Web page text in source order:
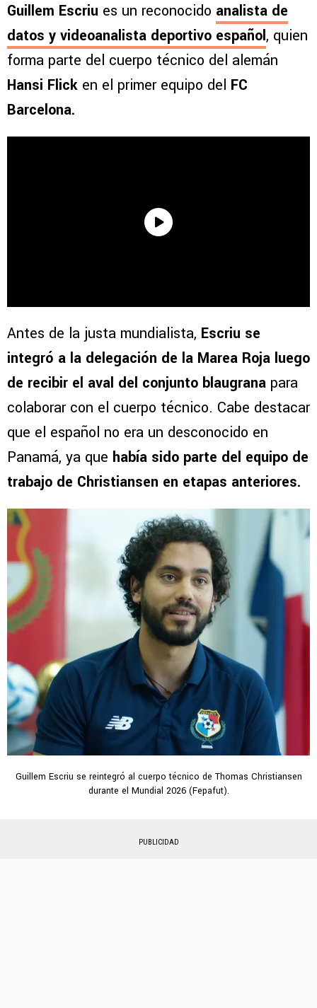
Guillem Escriu es un reconocido analista de
datos y videoanalista deportivo español, quien
forma parte del cuerpo técnico del alemán
Hansi Flick en el primer equipo del FC
Barcelona.
Antes de la justa mundialista, Escriu se
integró a la delegación de la Marea Roja luego
de recibir el aval del conjunto blaugrana para
colaborar con el cuerpo técnico. Cabe destacar
que el español no era un desconocido en
Panamá, ya que había sido parte del equipo de
trabajo de Christiansen en etapas anteriores.
Guillem Escriu se reintegró al cuerpo técnico de Thomas Christiansen
durante el Mundial 2026 (Fepafut).
PUBLICIDAD